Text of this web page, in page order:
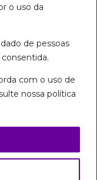
o uso da
de pessoas
com o uso de
nossa política
Partilha nos